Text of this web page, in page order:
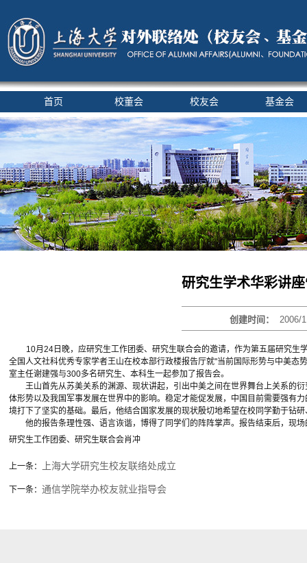
首页 校董会 校友会 基金会
研究生学术华彩讲
创建时间： 2006/
10月24日 晚，应研究生工作团委、研究生联合会的邀请，作为第五届研究
全国人文社科优秀专家学者王山在校本部行政楼报告厅就"当前国际形势与中美
室主任谢建强与300多名研究生、本科生一起参加了报告会。
王山首先从苏美关系的渊源、现状讲起，引出中美之间在世界舞台上关系的衍
体形势以及我国军事发展在世界中的影响。稳定才能促发展，中国目前需要强有
境打下了坚实的基础。最后，他结合国家发展的现状殷切地希望在校同学勤于钻
他的报告条理性强、语言诙谐，博得了同学们的阵阵掌声。报告结束后，现场
研究生工作团委、研究生联合会肖冲
上一条： 上海大学研究生校友联络处成立
下一条： 通信学院举办校友就业指导会